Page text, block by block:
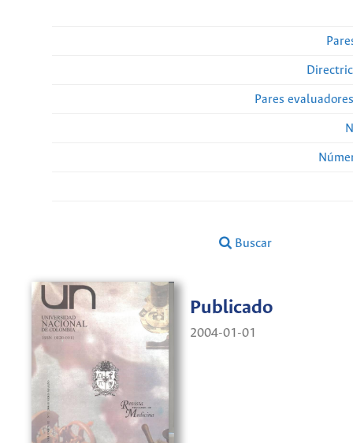
Pares
Buscar
Publicado
2004-01-01